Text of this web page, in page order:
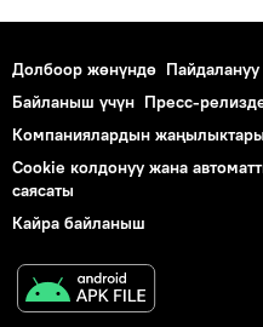
Долбоор жөнүндө
Байланыш үчүн Пресс-
Компаниялардын жаңылыктары
Cookie колдонуу жана
саясаты
Кайра байланыш